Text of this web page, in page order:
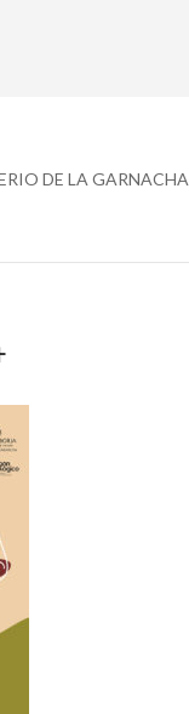
DE LA GARNACHA